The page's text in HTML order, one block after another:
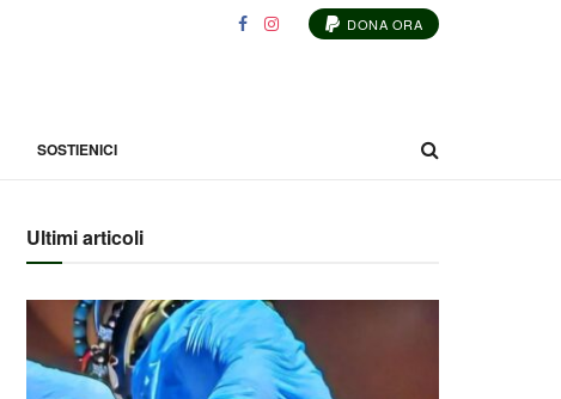
DONA ORA
SOSTIENICI
Ultimi articoli